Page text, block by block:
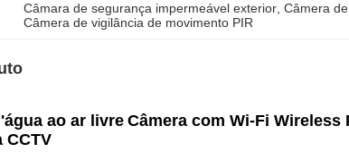
Câmara de segurança impermeável exterior , Câmera
Câmera de vigilância de movimento PIR
ao ar livre Câmera com Wi-Fi Wireless
CCTV